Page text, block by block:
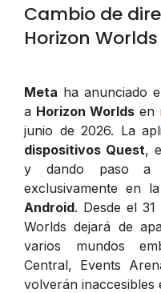
Cambio de
Horizon Worlds
Meta ha anunciado
a Horizon Worlds en
junio de 2026. La
dispositivos Quest,
y dando paso a
exclusivamente en
Android. Desde el
Worlds dejará de
varios mundos
Central, Events
volverán inaccesibles